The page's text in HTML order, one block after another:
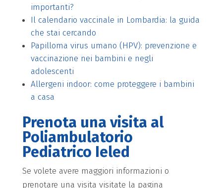
importanti?
Il calendario vaccinale in Lombardia: la guida
che stai cercando
Papilloma virus umano (HPV): prevenzione e
vaccinazione nei bambini e negli
adolescenti
Allergeni indoor: come proteggere i bambini
a casa
Prenota una visita al
Poliambulatorio
Pediatrico Ieled
Se volete avere maggiori informazioni o
prenotare una visita visitate la pagina